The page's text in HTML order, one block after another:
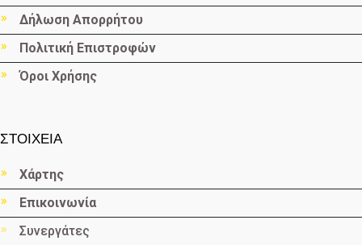
Δήλωση Απορρήτου
Πολιτική Επιστροφών
Όροι Χρήσης
ΣΤΟΙΧΕΙΑ
Χάρτης
Επικοινωνία
Συνεργάτες